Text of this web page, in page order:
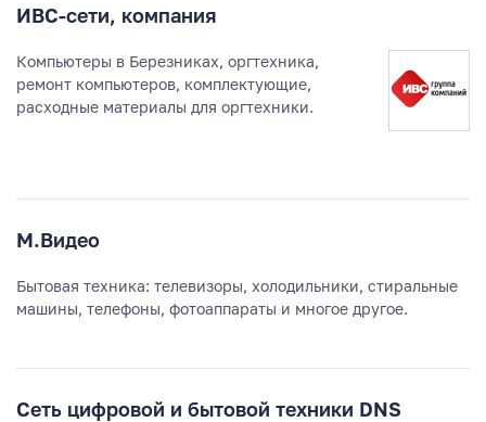
ИВС-сети, компания
Компьютеры в Березниках, оргтехника,
ремонт компьютеров, комплектующие,
расходные материалы для оргтехники.
М.Видео
Бытовая техника: телевизоры, холодильники, стиральные
машины, телефоны, фотоаппараты и многое другое.
Сеть цифровой и бытовой техники DNS